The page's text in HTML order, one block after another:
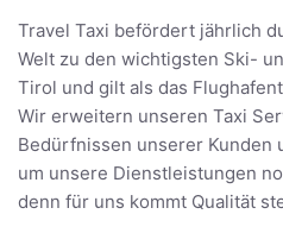
Travel Taxi befördert jährlich
Welt zu den wichtigsten Ski-
Tirol und gilt als das
Wir erweitern unseren Taxi
Bedürfnissen unserer Kunden
um unsere Dienstleistungen
denn für uns kommt Qualität